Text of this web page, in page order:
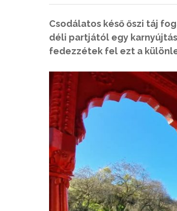
Csodálatos késő őszi táj
déli partjától egy
fedezzétek fel ezt a